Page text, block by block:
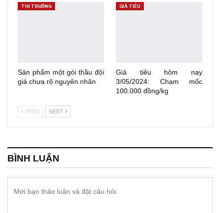
THỊ TRƯỜNG
Sản phẩm một gói thầu đội
giá chưa rõ nguyên nhân
GIÁ TIÊU
Giá tiêu hôm nay
3/05/2024: Chạm mốc
100.000 đồng/kg
PREV NEXT
BÌNH LUẬN